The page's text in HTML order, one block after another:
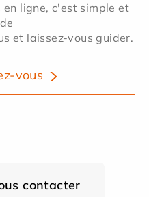
en ligne, c'est simple et
et laissez-vous guider.
vous
contacter